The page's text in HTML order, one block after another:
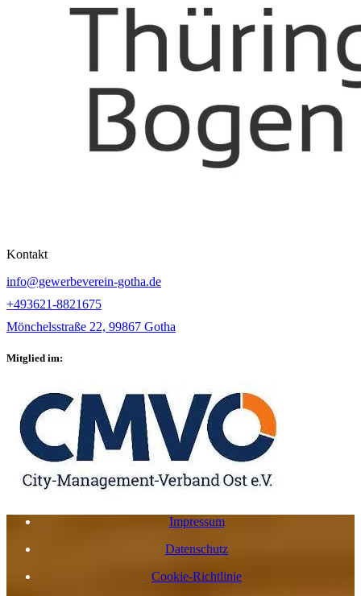
Kontakt
info@gewerbeverein-gotha.de
+493621-8821675
Mönchelsstraße 22, 99867 Gotha
Mitglied im:
Impressum
Datenschutz
Cookie-Richtlinie